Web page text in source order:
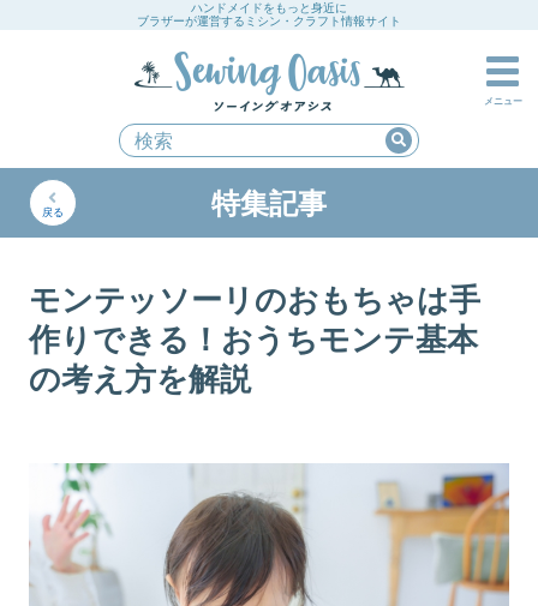
ハンドメイドをもっと身近に
ブラザーが運営するミシン・クラフト情報サイト
メニュー
戻る 特集記事
モンテッソーリのおもちゃは手
作りできる！おうちモンテ基本
の考え方を解説